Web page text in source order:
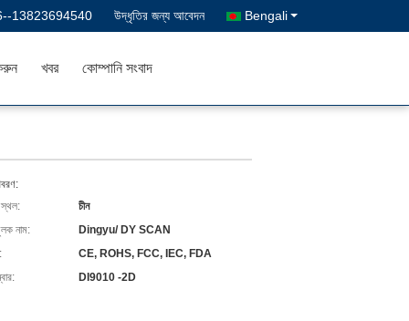
13823694540 উদ্ধৃতির জন্য আবেদন Bengali
খবর কোম্পানি সংবাদ
স্থল:
চীন
নাম:
Dingyu/ DY SCAN
CE, ROHS, FCC, IEC, FDA
DI9010 -2D